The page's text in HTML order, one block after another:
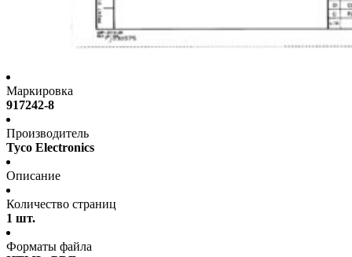
Маркировка
917242-8
Производитель
Tyco Electronics
Описание
Количество страниц
1 шт.
Форматы файла